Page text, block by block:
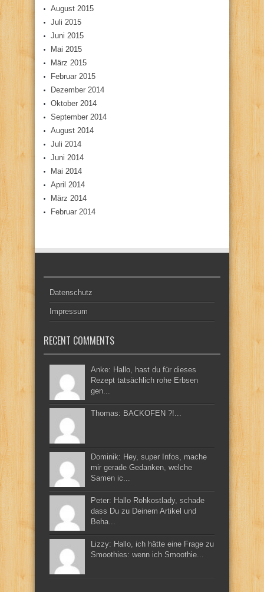
August 2015
Juli 2015
Juni 2015
Mai 2015
März 2015
Februar 2015
Dezember 2014
Oktober 2014
September 2014
August 2014
Juli 2014
Juni 2014
Mai 2014
April 2014
März 2014
Februar 2014
Datenschutz
Impressum
RECENT COMMENTS
Anke: Hallo, hast du für dieses
Rezept tatsächlich rohe Erbsen
gen...
Thomas: BACKOFEN ?!...
Dominik: Hey, super Infos, mache
mir gerade Gedanken, welche
Samen ic...
Peter: Hallo Rohkostlady, schade
dass Du zu Deinem Artikel und
Beha...
Lizzy: Hallo, ich hätte eine Frage zu
Smoothies: wenn ich Smoothie...